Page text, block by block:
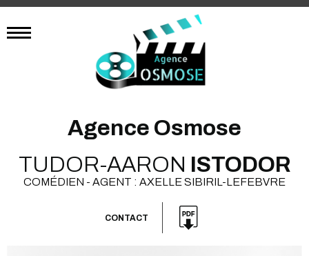
Agence Osmose
TUDOR-AARON ISTODOR
COMÉDIEN - AGENT : AXELLE SIBIRIL-LEFEBVRE
CONTACT